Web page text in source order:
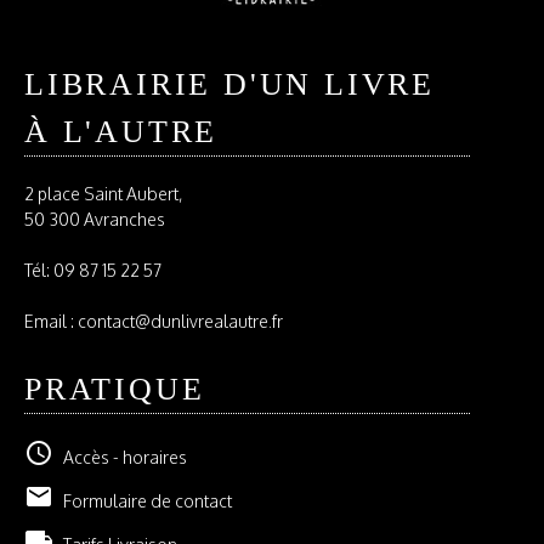
LIBRAIRIE D'UN LIVRE
À L'AUTRE
2 place Saint Aubert,
50 300 Avranches
Tél: 09 87 15 22 57
Email : contact@dunlivrealautre.fr
PRATIQUE
schedule Accès - horaires
email Formulaire de contact